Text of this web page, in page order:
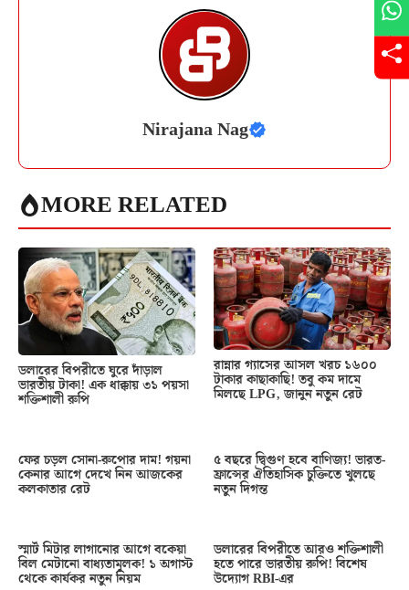
Nirajana Nag
MORE RELATED
ডলারের বিপরীতে ঘুরে দাঁড়াল
ভারতীয় টাকা! এক ধাক্কায় ৩১ পয়সা
শক্তিশালী রুপি
রান্নার গ্যাসের আসল খরচ ১৬০০
টাকার কাছাকাছি! তবু কম দামে
মিলছে LPG, জানুন নতুন রেট
ফের চড়ল সোনা-রুপোর দাম! গয়না
কেনার আগে দেখে নিন আজকের
কলকাতার রেট
৫ বছরে দ্বিগুণ হবে বাণিজ্য! ভারত-
ফ্রান্সের ঐতিহাসিক চুক্তিতে খুলছে
নতুন দিগন্ত
স্মার্ট মিটার লাগানোর আগে বকেয়া
বিল মেটানো বাধ্যতামূলক! ১ অগাস্ট
থেকে কার্যকর নতুন নিয়ম
ডলারের বিপরীতে আরও শক্তিশালী
হতে পারে ভারতীয় রুপি! বিশেষ
উদ্যোগ RBI-এর